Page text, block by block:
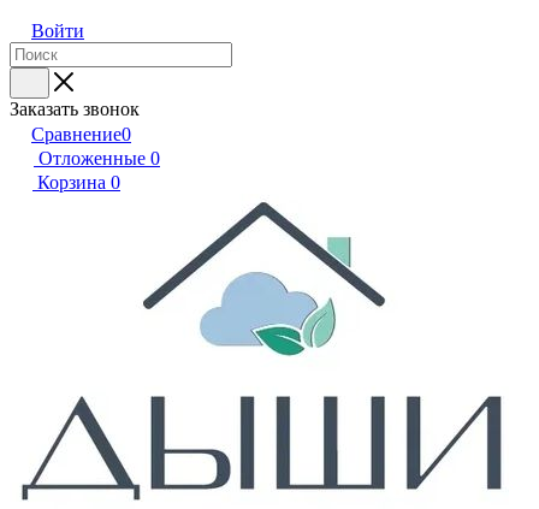
Войти
Заказать звонок
Сравнение0
Отложенные 0
Корзина 0